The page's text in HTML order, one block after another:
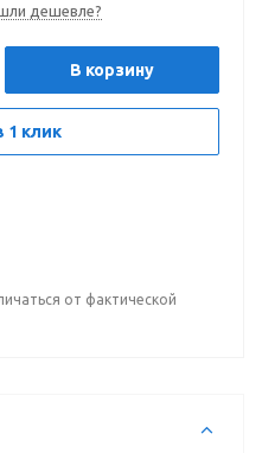
дешевле?
В корзину
1 клик
от фактической